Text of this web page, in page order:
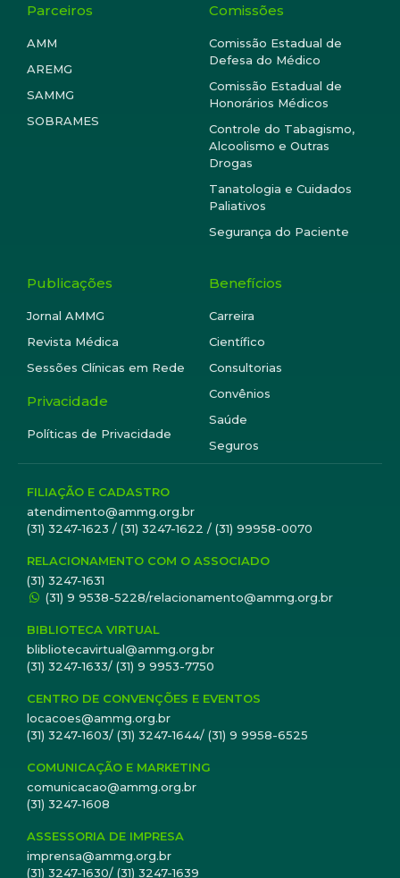
Parceiros
AMM
AREMG
SAMMG
SOBRAMES
Comissões
Comissão Estadual de
Defesa do Médico
Comissão Estadual de
Honorários Médicos
Controle do Tabagismo,
Alcoolismo e Outras
Drogas
Tanatologia e Cuidados
Paliativos
Segurança do Paciente
Publicações
Jornal AMMG
Revista Médica
Sessões Clínicas em Rede
Privacidade
Políticas de Privacidade
Benefícios
Carreira
Científico
Consultorias
Convênios
Saúde
Seguros
FILIAÇÃO E CADASTRO
atendimento@ammg.org.br
(31) 3247-1623 / (31) 3247-1622 / (31) 99958-0070
RELACIONAMENTO COM O ASSOCIADO
(31) 3247-1631
(31) 9 9538-5228/relacionamento@ammg.org.br
BIBLIOTECA VIRTUAL
blibliotecavirtual@ammg.org.br
(31) 3247-1633/ (31) 9 9953-7750
CENTRO DE CONVENÇÕES E EVENTOS
locacoes@ammg.org.br
(31) 3247-1603/ (31) 3247-1644/ (31) 9 9958-6525
COMUNICAÇÃO E MARKETING
comunicacao@ammg.org.br
(31) 3247-1608
ASSESSORIA DE IMPRESA
imprensa@ammg.org.br
(31) 3247-1630/ (31) 3247-1639